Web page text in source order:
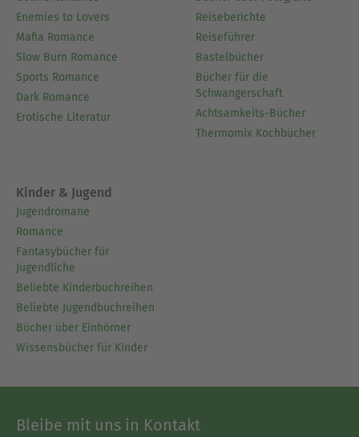
Ausblenden
Enemies to Lovers
Mafia Romance
Slow Burn Romance
Sports Romance
Dark Romance
Erotische Literatur
Reiseberichte
Reiseführer
Bastelbücher
Bücher für die
Schwangerschaft
Achtsamkeits-Bücher
Thermomix Kochbücher
Kinder & Jugend
Jugendromane
Romance
Fantasybücher für
Jugendliche
Beliebte Kinderbuchreihen
Beliebte Jugendbuchreihen
Bücher über Einhörner
Wissensbücher für Kinder
Bleibe mit uns in Kontakt